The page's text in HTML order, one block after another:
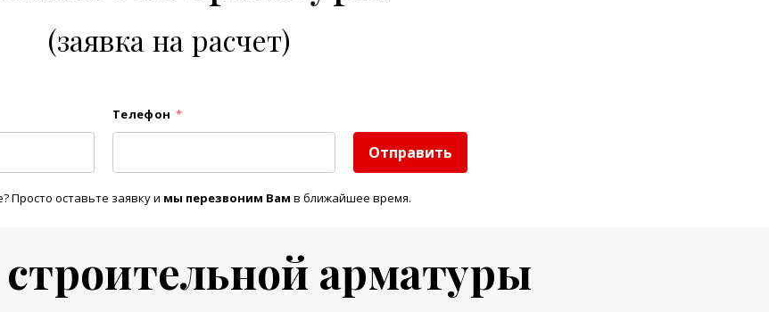
(заявка на расчет)
Телефон *
Отправить
Просто оставьте заявку и мы перезвоним Вам в ближайшее время.
арматуры